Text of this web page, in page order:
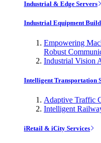
Industrial & Edge Servers
Industrial Equipment
Empowering
Robust
Industrial Vision
Intelligent Transportation
Adaptive Traffic
Intelligent
iRetail & iCity Services